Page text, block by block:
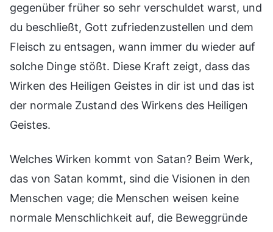
gegenüber früher so sehr verschuldet warst, und
du beschließt, Gott zufriedenzustellen und dem
Fleisch zu entsagen, wann immer du wieder auf
solche Dinge stößt. Diese Kraft zeigt, dass das
Wirken des Heiligen Geistes in dir ist und das ist
der normale Zustand des Wirkens des Heiligen
Geistes.
Welches Wirken kommt von Satan? Beim Werk,
das von Satan kommt, sind die Visionen in den
Menschen vage; die Menschen weisen keine
normale Menschlichkeit auf, die Beweggründe